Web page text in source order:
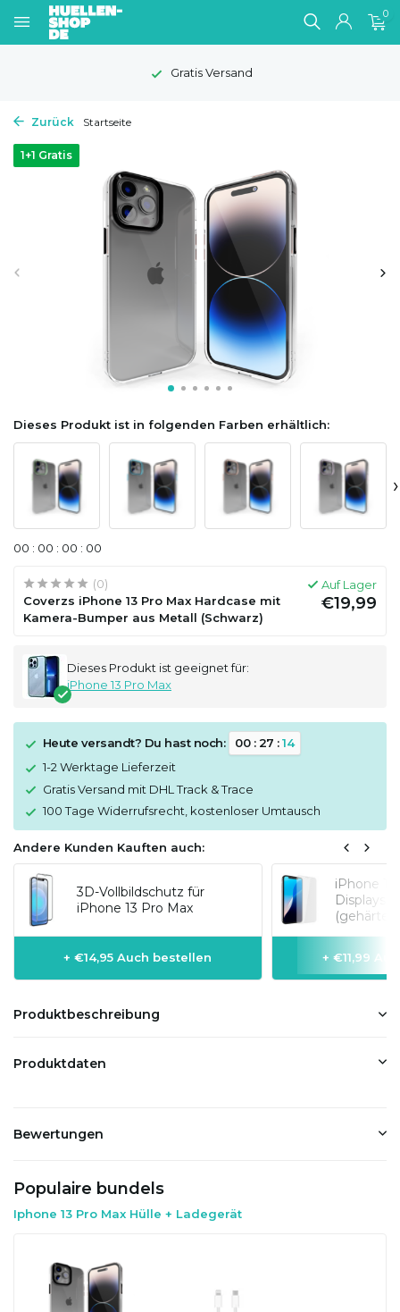
0
Gratis Versand
Zurück Startseite
1+1 Gratis
Dieses Produkt ist in folgenden Farben erhältlich:
›
00 : 00 : 00 : 00
(0)
Coverzs iPhone 13 Pro Max Hardcase mit
Kamera-Bumper aus Metall (Schwarz)
Auf Lager
€19,99
Dieses Produkt ist geeignet für:
iPhone 13 Pro Max
Heute versandt? Du hast noch: 00:27 :13
1-2 Werktage Lieferzeit
Gratis Versand mit DHL Track & Trace
100 Tage Widerrufsrecht, kostenloser Umtausch
Andere Kunden Kauften auch:
3D-Vollbildschutz für
iPhone 13 Pro Max
+ €14,95 Auch bestellen
iPhone
+ €11,99
Produktbeschreibung
Produktdaten
Bewertungen
Populaire bundels
Iphone 13 Pro Max Hülle + Ladegerät